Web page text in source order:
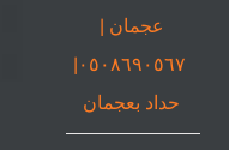
عجمان |
٠٥٠٨٦٩٠٥٦٧|
حداد بعجمان